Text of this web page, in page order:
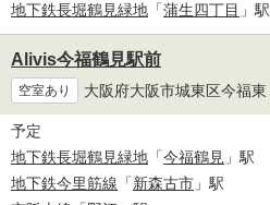
地下鉄長堀鶴見緑地 「蒲生四丁目 」駅
Alivis今福鶴見駅前
空室あり 大阪府大阪市城東区今福東
予定
地下鉄長堀鶴見緑地 「今福鶴見 」駅
地下鉄今里筋線 「新森古市 」駅